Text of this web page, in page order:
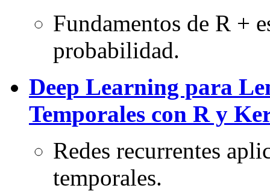
Fundamentos de R +
probabilidad.
Deep Learning para
Temporales con R y
Redes recurrentes
temporales.